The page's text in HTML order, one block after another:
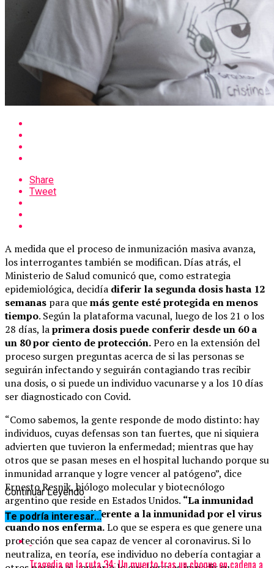
Share
Tweet
A medida que el proceso de inmunización masiva avanza,
los interrogantes también se modifican. Días atrás, el
Ministerio de Salud comunicó que, como estrategia
epidemiológica, decidía diferir la segunda dosis hasta 12
semanas para quemás gente esté protegida en menos
tiempo. Según la plataforma vacunal, luego de los 21 o los
28 días, laprimera dosis puede conferir desde un 60 a
un 80 por ciento de protección.Pero en la extensión del
proceso surgen preguntas acerca de si las personas se
seguirán infectando y seguirán contagiando tras recibir
una dosis, o si puede un individuo vacunarse y a los 10 días
ser diagnosticado con Covid.
“Como sabemos, la gente responde de modo distinto: hay
individuos, cuyas defensas son tan fuertes, que ni siquiera
advierten que tuvieron la enfermedad; mientras que hay
otros que se pasan meses en el hospital luchando porque su
inmunidad arranque y logre vencer al patógeno”, dice
Ernesto Resnik, biólogo molecular y biotecnólogo
argentino que reside en Estados Unidos. “La inmunidad
por vacuna no es diferente a la inmunidad por el virus
cuando nos enferma.Lo que se espera es que genere una
protección que sea capaz de vencer al coronavirus. Si lo
neutraliza, en teoría, ese individuo no debería contagiar a
Continuar Leyendo
Te podría interesar...
Tragedia en la ruta 34: Un muerto tras un choque en cadena a